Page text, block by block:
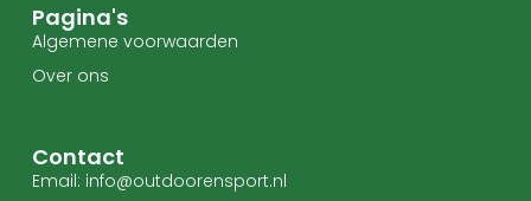
Pagina's
Algemene voorwaarden
Over ons
Contact
Email: info@outdoorensport.nl